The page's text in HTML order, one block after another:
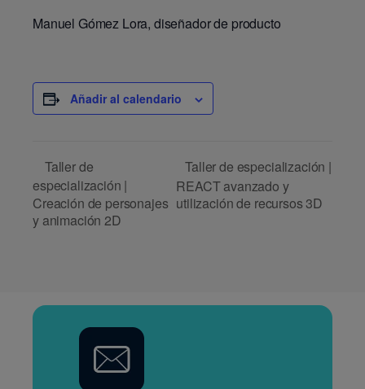
Manuel Gómez Lora, diseñador de producto
Añadir al calendario
Taller de
especialización |
Creación de personajes
y animación 2D
Taller de especialización |
REACT avanzado y
utilización de recursos 3D